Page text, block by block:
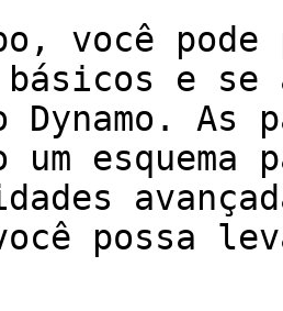
você
e se
As
um esquema
possa